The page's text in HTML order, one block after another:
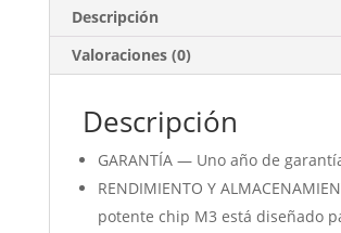
512GB
Gris
espacial
Descripción
Valoraciones (0)
Descripción
GARANTÍA — Uno año de
RENDIMIENTO Y
potente chip M3 está diseñado